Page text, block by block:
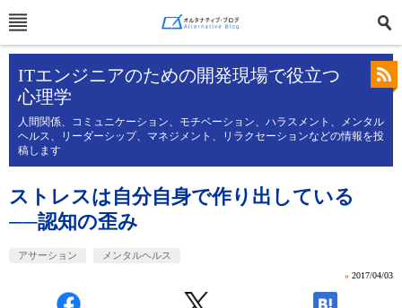
ITエンジニアのための開発現場で役立つ
心理学
人間関係、コミュニケーション、モチベーション、ハラスメント、メンタル
ヘルス、リーダーシップ、マネジメント、リラクセーションなどの情報を投
稿します
ストレスは自分自身で作り出している
──認知の歪み
アサーション メンタルヘルス
» 2017/04/03